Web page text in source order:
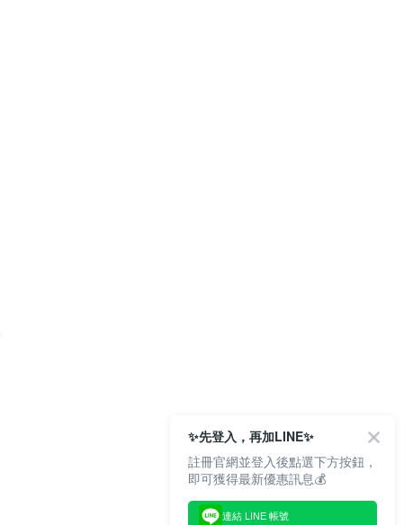
✨先登入，再加LINE✨
註冊官網並登入後點選下方按鈕，
即可獲得最新優惠訊息💰
連結 LINE 帳號